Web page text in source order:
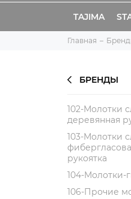
TAJIMA
Главная
БРЕНДЫ
102-Молотки
деревянная
103-Молотки
рукоятка
104-Молотки-
106-Прочие